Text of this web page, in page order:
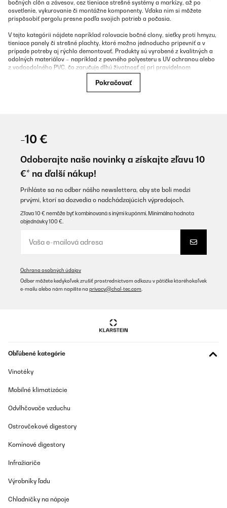
bočných clôn a závesov, cez tieniace strešné systémy a markízy, až po
osvetlenie, vykurovanie či montážne komponenty. Vďaka nim si môžete
prispôsobiť pergolu presne podľa svojich potrieb a počasia.
V tejto kategórii nájdete napríklad rolovacie bočné clony, sieťky proti hmyzu,
tieniace panely či strešné plachty, ktoré možno jednoducho pripevniť a v
prípade potreby aj rýchlo demontovať. Produkty sú vyrobené z kvalitných a
odolných materiálov – napríklad z pevného polyesteru s UV ochranou alebo
z vodoodolného PVC, čo zaručuje dlhú životnosť aj pri pravidelnom
Správne zvolené doplnky pre pergolu vám pomôžu:
ochrániť sa pred vetrom či dažďom,
vylepšiť dizajn vášho exteriéru.
Ak pergolu používate často, kvalitné príslušenstvo je investíciou, ktorá sa
vám rýchlo vráti. Nielenže predĺži jej životnosť, ale aj rozšíri možnosti
romantickom osvetlení. V našej ponuke tiež nájdete záhradné altánky. Vašu
terasu či záhradu zveľadí náš
do niekoľkých hlavných kategórií podľa funkcie:
patria medzi najobľúbenejšie doplnky. Poskytujú tieň, chránia
pred vetrom a zároveň zvyšujú súkromie. V ponuke Klarstein e-shopu nájdete
Tieto clony sú vyrobené z odolného polyesteru s UV ochranou, ktorý
nevybledne a odpudzuje vodu. Rám býva z hliníka alebo ocele, čo zaručuje
stabilitu a dlhú životnosť. Toto sú tipy pre správny výber:
zvoľte rozmer, ktorý presne zodpovedá výške pergoly,
pohodlnú manipuláciu,
ak pergolu využívate aj v daždivých dňoch, vyberajte
Bočné clony môžu mať aj sieťovú štruktúru, ktorá chráni pred hmyzom, no
zároveň prepúšťa svetlo a vzduch – ideálne riešenie pre letné dni.
Pokračovať
-10 €
Odoberajte naše novinky a získajte zľavu 10
€* na ďalší nákup!
Prihláste sa na odber nášho newslettera, aby ste boli medzi
prvými, ktorí sa dozvedia o nadchádzajúcich výpredajoch.
Zľava 10 € nemôže byť kombinovaná s inými kupónmi. Minimálna hodnota
objednávky 100 €.
Ochrana osobných údajov
Odber môžete kedykoľvek zrušiť prostredníctvom odkazu v pätičke ktoréhokoľvek
e-mailu alebo nám napíšte na privacy@chal-tec.com
Obľúbené kategórie
Vinotéky
Mobilné klimatizácie
Odvlhčovače vzduchu
Ostrovčekové digestory
Komínové digestory
Infražiariče
Výrobníky ľadu
Chladničky na nápoje